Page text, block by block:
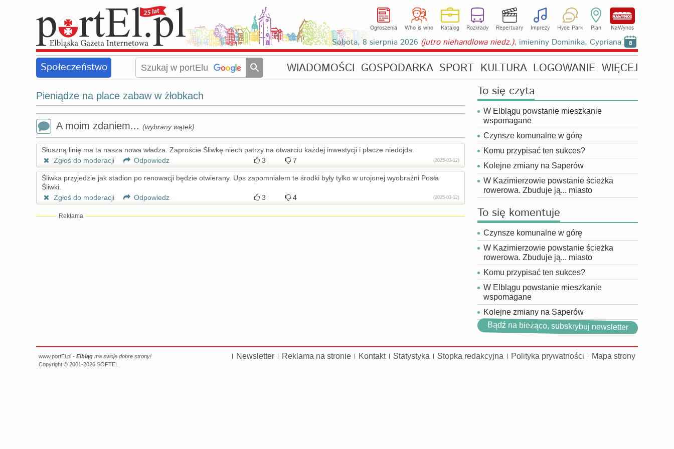
Ogłoszenia Who is who Katalog Rozkłady Repertuary Imprezy Hyde Park Plan NaWynos
Sobota, 8 sierpnia 2026 (jutro niehandlowa niedz.), imieniny Dominika, Cypriana 8
Społeczeństwo WIADOMOŚCI GOSPODARKA SPORT KULTURA LOGOWANIE WIĘCEJ
Pieniądze na place zabaw w żłobkach
A moim zdaniem... (wybrany wątek)
Słuszną linię ma ta nasza nowa władza. Zaproście Śliwkę niech patrzy na otwarciu każdej inwestycji i płacze niedojda.
Zgłoś do moderacji
Odpowiedz 3 7 (2025-03-12)
Śliwka przyjedzie jak stadion po renowacji będzie otwierany. Ups zapomniałem te środki były tylko w urojonej wyobraźni Posła
Śliwki.
Zgłoś do moderacji
Odpowiedz 3 4 (2025-03-12)
Reklama
To się czyta
W Elblągu powstanie mieszkanie
wspomagane
Czynsze komunalne w górę
Komu przypisać ten sukces?
Kolejne zmiany na Saperów
W Kazimierzowie powstanie ścieżka
rowerowa. Zbuduje ją... miasto
To się komentuje
Czynsze komunalne w górę
W Kazimierzowie powstanie ścieżka
rowerowa. Zbuduje ją... miasto
Komu przypisać ten sukces?
W Elblągu powstanie mieszkanie
wspomagane
Kolejne zmiany na Saperów
Bądź na bieżąco, subskrybuj newsletter
Newsletter Reklama na stronie Kontakt Statystyka Stopka redakcyjna Polityka prywatności Mapa strony
www.portEl.pl - Elbląg ma swoje dobre strony!
Copyright © 2001-2026 SOFTEL